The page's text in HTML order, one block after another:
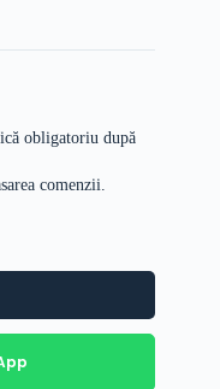
obligatoriu după
comenzii.